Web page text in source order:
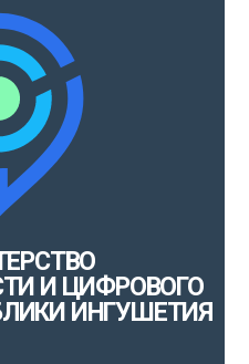
И ЦИФРОВОГО
ИНГУШЕТИЯ